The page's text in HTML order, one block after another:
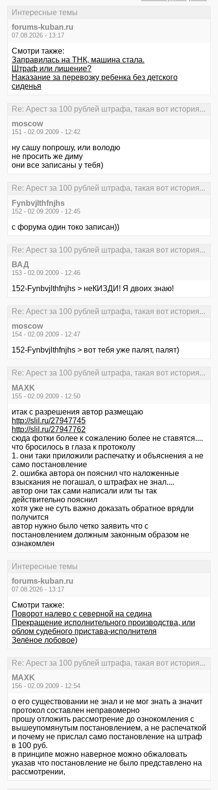
Интересные темы
forums-kuban.ru
07.08.2026 - 13:17
Смотри также:
Заправилась на ТНК, машина стала.
Штраф или лишение?
Наказание за перевозку ребенка без детского
сиденья
Re: Арест за 100 рублей штрафа, такая вот история...
moscow
151 - 02.09.2009 - 12:42
ну сашу попрошу, или володю
не просить же диму
они все записаны у тебя)
Re: Арест за 100 рублей штрафа, такая вот история...
Fynbvjlthfnjhs
152 - 02.09.2009 - 12:45
с форума один токо записан))
Re: Арест за 100 рублей штрафа, такая вот история...
ВАД
153 - 02.09.2009 - 12:46
152-Fynbvjlthfnjhs > неКИЗДИ! Я двоих знаю!
Re: Арест за 100 рублей штрафа, такая вот история...
moscow
154 - 02.09.2009 - 12:47
152-Fynbvjlthfnjhs > вот тебя уже палят, палят)
Re: Арест за 100 рублей штрафа, такая вот история...
MAXK
155 - 02.09.2009 - 12:50
итак с разрешения автор размещаю
http://slil.ru/27947745
http://slil.ru/27947762
сюда фотки более к сожалению более не ставятся....
что бросилось в глаза к протоколу
1. они таки приложили распечатку и объяснения а не
само постановление
2. ошибка автора он пояснил что наложенные
взыскания не погашал, о штрафах не знал....
автор они так сами написали или ты так
действительно пояснил
хотя уже не суть важно доказать обратное врядли
получится
автор нужно было четко заявить что с
постановлением должным законным образом не
ознакомлен
Интересные темы
forums-kuban.ru
07.08.2026 - 13:17
Смотри также:
Поворот налево с северной на седина
Прекращение исполнительного производства, или
облом судебного пристава-исполнителя
Зелёное лобовое)
Re: Арест за 100 рублей штрафа, такая вот история...
MAXK
156 - 02.09.2009 - 12:54
о его существовании не знал и не мог знать а значит
протокол составлен неправомерно
прошу отложить рассмотрение до ознокомления с
вышеупомянутым постановлением, а не распечаткой
и почему не прислал само постановление на штраф
в 100 руб.
в принципе можно наверное можно обжаловать
указав что постановление не было представлено на
рассмотрении,